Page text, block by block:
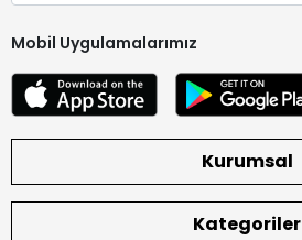
Mobil Uygulamalarımız
Kurumsal
Kategoriler